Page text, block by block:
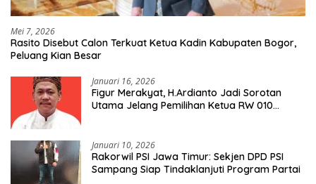
Mei 7, 2026
Rasito Disebut Calon Terkuat Ketua Kadin Kabupaten Bogor,
Peluang Kian Besar
Januari 16, 2026
Figur Merakyat, H.Ardianto Jadi Sorotan
Utama Jelang Pemilihan Ketua RW 010
Januari 10, 2026
Rakorwil PSI Jawa Timur: Sekjen DPD PSI
Sampang Siap Tindaklanjuti Program Partai